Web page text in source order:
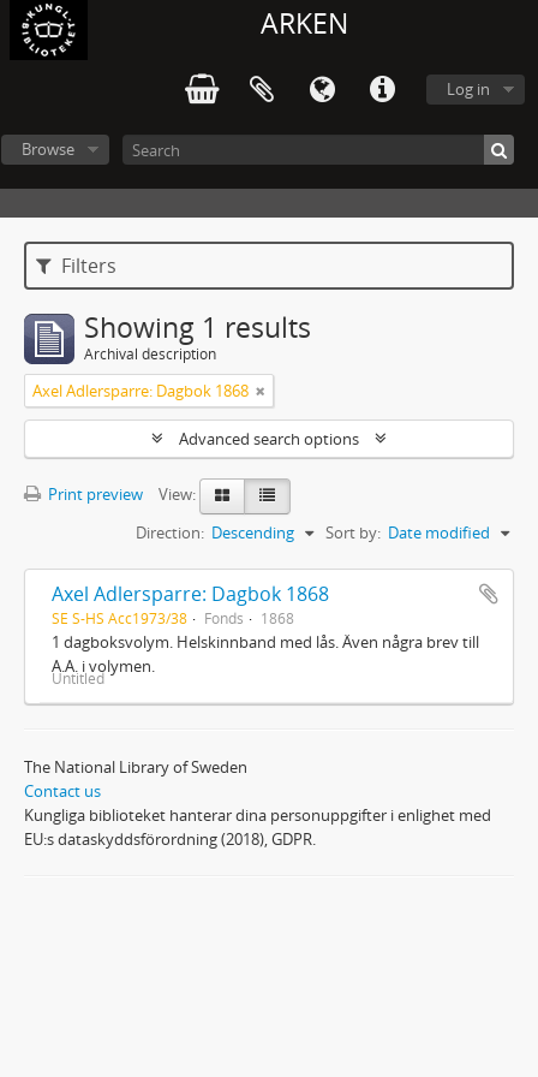
ARKEN
Log in
Browse
Filters
Showing 1 results
Archival description
Axel Adlersparre: Dagbok 1868
Advanced search options
Print preview
View:
Sort by: Date modified
Direction: Descending
Axel Adlersparre: Dagbok 1868
SE S-HS Acc1973/38 Fonds 1868
1 dagboksvolym. Helskinnband med lås. Även några brev till
A.A. i volymen.
Untitled
The National Library of Sweden
Contact us
Kungliga biblioteket hanterar dina personuppgifter i enlighet med
EU:s dataskyddsförordning (2018), GDPR.